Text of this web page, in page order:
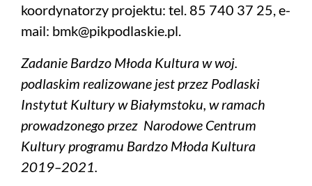
koordynatorzy projektu: tel. 85 740 37 25, e-
mail: bmk@pikpodlaskie.pl.
Zadanie Bardzo Młoda Kultura w woj.
podlaskim realizowane jest przez Podlaski
Instytut Kultury w Białymstoku, w ramach
prowadzonego przez Narodowe Centrum
Kultury programu Bardzo Młoda Kultura
2019–2021.